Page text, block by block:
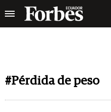
#Pérdida de peso